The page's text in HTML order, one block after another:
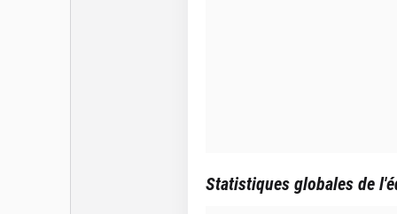
Statistiques globales de